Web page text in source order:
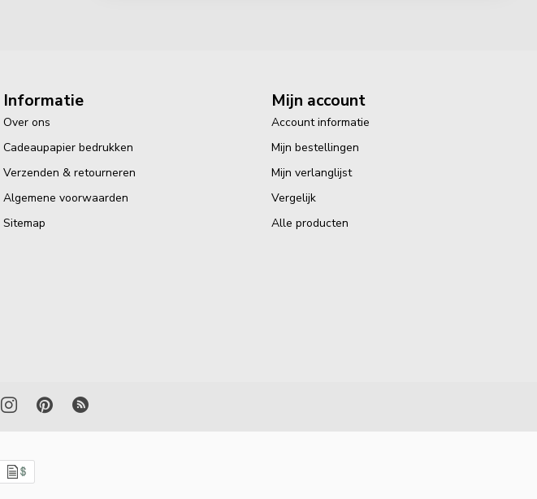
Informatie
Over ons
Cadeaupapier bedrukken
Verzenden & retourneren
Algemene voorwaarden
Sitemap
Mijn account
Account informatie
Mijn bestellingen
Mijn verlanglijst
Vergelijk
Alle producten